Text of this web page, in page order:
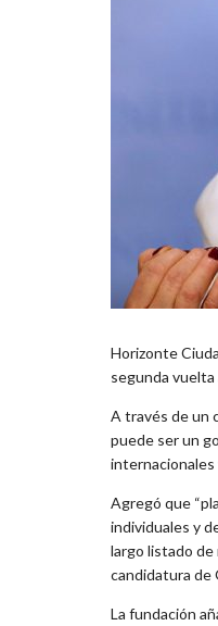
Horizonte
segunda
A través de un
puede ser un
internacionales
Agregó que
individuales y
largo listado de
candidatura de
La fundación